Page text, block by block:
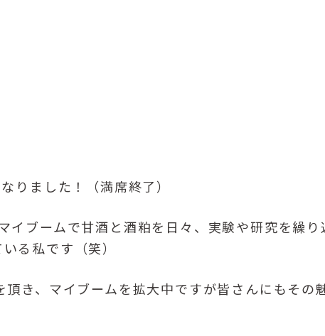
りました！（満席終了）
イブームで甘酒と酒粕を日々、実験や研究を繰り
る私です（笑）
き、マイブームを拡大中ですが皆さんにもその